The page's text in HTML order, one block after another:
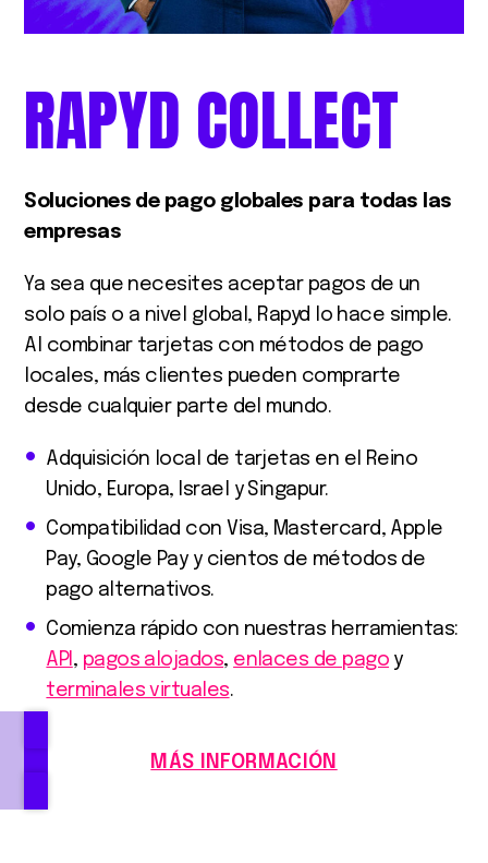
RAPYDCOLLECT
Soluciones de pago globales para todas las
empresas
Ya sea que necesites aceptar pagos de un
solo país o a nivel global, Rapyd lo hace simple.
Al combinar tarjetas con métodos de pago
locales, más clientes pueden comprarte
desde cualquier parte del mundo.
Adquisición local de tarjetas en el Reino
Unido, Europa, Israel y Singapur.
Compatibilidad con Visa, Mastercard, Apple
Pay, Google Pay y cientos de métodos de
pago alternativos.
Comienza rápido con nuestras herramientas:
API , pagos alojados, enlaces de pago y
terminales virtuales.
MÁS INFORMACIÓN